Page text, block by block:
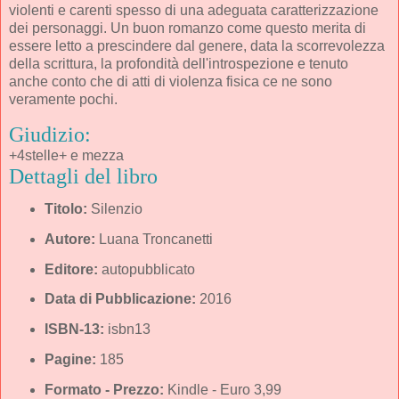
violenti e carenti spesso di una adeguata caratterizzazione
dei personaggi. Un buon romanzo come questo merita di
essere letto a prescindere dal genere, data la scorrevolezza
della scrittura, la profondità dell'introspezione e tenuto
anche conto che di atti di violenza fisica ce ne sono
veramente pochi.
Giudizio:
+4stelle+ e mezza
Dettagli del libro
Titolo: Silenzio
Autore: Luana Troncanetti
Editore: autopubblicato
Data di Pubblicazione: 2016
ISBN-13: isbn13
Pagine: 185
Formato - Prezzo: Kindle - Euro 3,99